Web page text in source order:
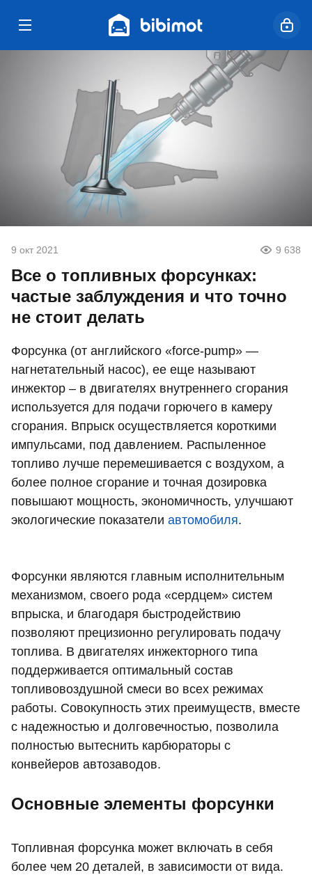
9 окт 2021 9 638
Все о топливных форсунках:
частые заблуждения и что точно
не стоит делать
Форсунка (от английского «force-pump» —
нагнетательный насос), ее еще называют
инжектор – в двигателях внутреннего сгорания
используется для подачи горючего в камеру
сгорания. Впрыск осуществляется короткими
импульсами, под давлением. Распыленное
топливо лучше перемешивается с воздухом, а
более полное сгорание и точная дозировка
повышают мощность, экономичность, улучшают
экологические показатели автомобиля.
Форсунки являются главным исполнительным
механизмом, своего рода «сердцем» систем
впрыска, и благодаря быстродействию
позволяют прецизионно регулировать подачу
топлива. В двигателях инжекторного типа
поддерживается оптимальный состав
топливовоздушной смеси во всех режимах
работы. Совокупность этих преимуществ, вместе
с надежностью и долговечностью, позволила
полностью вытеснить карбюраторы с
конвейеров автозаводов.
Основные элементы форсунки
Топливная форсунка может включать в себя
более чем 20 деталей, в зависимости от вида.